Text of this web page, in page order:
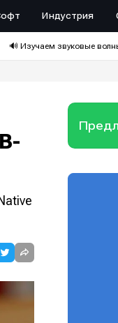
Индустрия
🔊 Изучаем звуковые